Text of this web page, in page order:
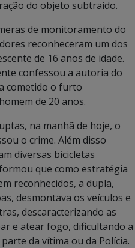
do objeto subtraído.
de monitoramento do
reconheceram um dos
de 16 anos de idade.
confessou a autoria do
cometido o furto
de 20 anos.
na manhã de hoje, o
o crime. Além disso
diversas bicicletas
que como estratégia
reconhecidos, a dupla,
desmontava os veículos e
descaracterizando as
e atear fogo, dificultando a
da vítima ou da Polícia.